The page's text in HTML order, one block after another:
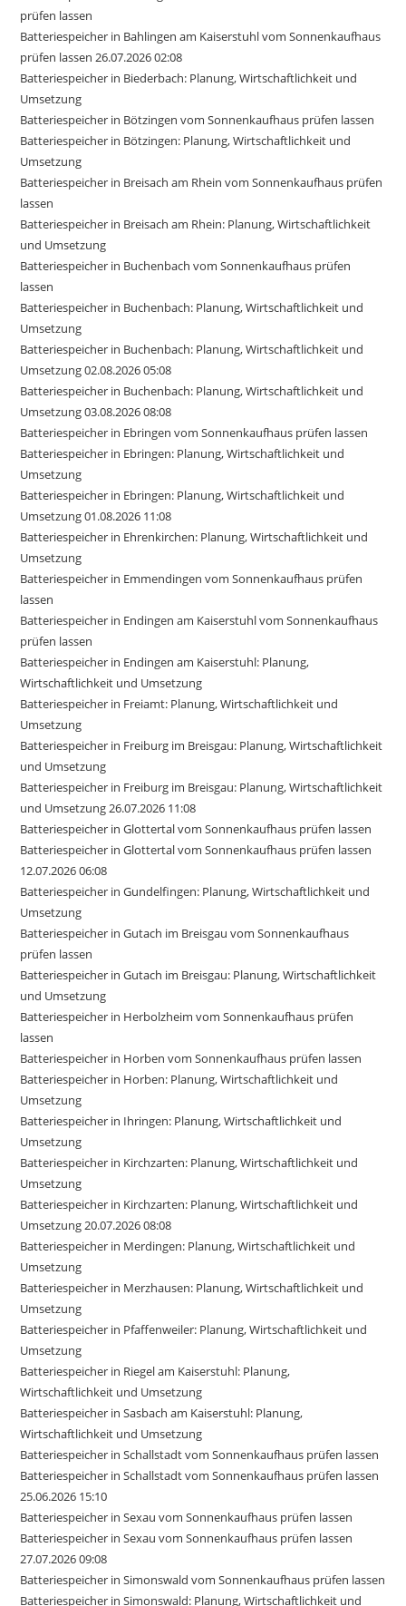
prüfen lassen
Batteriespeicher in Bahlingen am Kaiserstuhl vom Sonnenkaufhaus
prüfen lassen 26.07.2026 02:08
Batteriespeicher in Biederbach: Planung, Wirtschaftlichkeit und
Umsetzung
Batteriespeicher in Bötzingen vom Sonnenkaufhaus prüfen lassen
Batteriespeicher in Bötzingen: Planung, Wirtschaftlichkeit und
Umsetzung
Batteriespeicher in Breisach am Rhein vom Sonnenkaufhaus prüfen
lassen
Batteriespeicher in Breisach am Rhein: Planung, Wirtschaftlichkeit
und Umsetzung
Batteriespeicher in Buchenbach vom Sonnenkaufhaus prüfen
lassen
Batteriespeicher in Buchenbach: Planung, Wirtschaftlichkeit und
Umsetzung
Batteriespeicher in Buchenbach: Planung, Wirtschaftlichkeit und
Umsetzung 02.08.2026 05:08
Batteriespeicher in Buchenbach: Planung, Wirtschaftlichkeit und
Umsetzung 03.08.2026 08:08
Batteriespeicher in Ebringen vom Sonnenkaufhaus prüfen lassen
Batteriespeicher in Ebringen: Planung, Wirtschaftlichkeit und
Umsetzung
Batteriespeicher in Ebringen: Planung, Wirtschaftlichkeit und
Umsetzung 01.08.2026 11:08
Batteriespeicher in Ehrenkirchen: Planung, Wirtschaftlichkeit und
Umsetzung
Batteriespeicher in Emmendingen vom Sonnenkaufhaus prüfen
lassen
Batteriespeicher in Endingen am Kaiserstuhl vom Sonnenkaufhaus
prüfen lassen
Batteriespeicher in Endingen am Kaiserstuhl: Planung,
Wirtschaftlichkeit und Umsetzung
Batteriespeicher in Freiamt: Planung, Wirtschaftlichkeit und
Umsetzung
Batteriespeicher in Freiburg im Breisgau: Planung, Wirtschaftlichkeit
und Umsetzung
Batteriespeicher in Freiburg im Breisgau: Planung, Wirtschaftlichkeit
und Umsetzung 26.07.2026 11:08
Batteriespeicher in Glottertal vom Sonnenkaufhaus prüfen lassen
Batteriespeicher in Glottertal vom Sonnenkaufhaus prüfen lassen
12.07.2026 06:08
Batteriespeicher in Gundelfingen: Planung, Wirtschaftlichkeit und
Umsetzung
Batteriespeicher in Gutach im Breisgau vom Sonnenkaufhaus
prüfen lassen
Batteriespeicher in Gutach im Breisgau: Planung, Wirtschaftlichkeit
und Umsetzung
Batteriespeicher in Herbolzheim vom Sonnenkaufhaus prüfen
lassen
Batteriespeicher in Horben vom Sonnenkaufhaus prüfen lassen
Batteriespeicher in Horben: Planung, Wirtschaftlichkeit und
Umsetzung
Batteriespeicher in Ihringen: Planung, Wirtschaftlichkeit und
Umsetzung
Batteriespeicher in Kirchzarten: Planung, Wirtschaftlichkeit und
Umsetzung
Batteriespeicher in Kirchzarten: Planung, Wirtschaftlichkeit und
Umsetzung 20.07.2026 08:08
Batteriespeicher in Merdingen: Planung, Wirtschaftlichkeit und
Umsetzung
Batteriespeicher in Merzhausen: Planung, Wirtschaftlichkeit und
Umsetzung
Batteriespeicher in Pfaffenweiler: Planung, Wirtschaftlichkeit und
Umsetzung
Batteriespeicher in Riegel am Kaiserstuhl: Planung,
Wirtschaftlichkeit und Umsetzung
Batteriespeicher in Sasbach am Kaiserstuhl: Planung,
Wirtschaftlichkeit und Umsetzung
Batteriespeicher in Schallstadt vom Sonnenkaufhaus prüfen lassen
Batteriespeicher in Schallstadt vom Sonnenkaufhaus prüfen lassen
25.06.2026 15:10
Batteriespeicher in Sexau vom Sonnenkaufhaus prüfen lassen
Batteriespeicher in Sexau vom Sonnenkaufhaus prüfen lassen
27.07.2026 09:08
Batteriespeicher in Simonswald vom Sonnenkaufhaus prüfen lassen
Batteriespeicher in Simonswald: Planung, Wirtschaftlichkeit und